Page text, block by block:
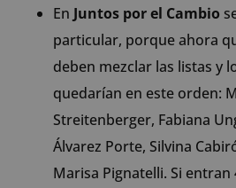
En Juntos por el Cambio
particular, porque ahora
deben mezclar las listas y
quedarían en este orden:
Streitenberger, Fabiana
Álvarez Porte, Silvina
Marisa Pignatelli. Si entran